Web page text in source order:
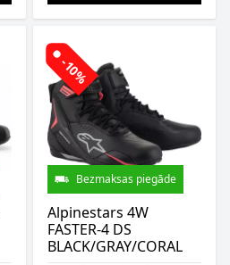
-10%
Bezmaksas piegāde
Alpinestars 4W
FASTER-4 DS
BLACK/GRAY/CORAL